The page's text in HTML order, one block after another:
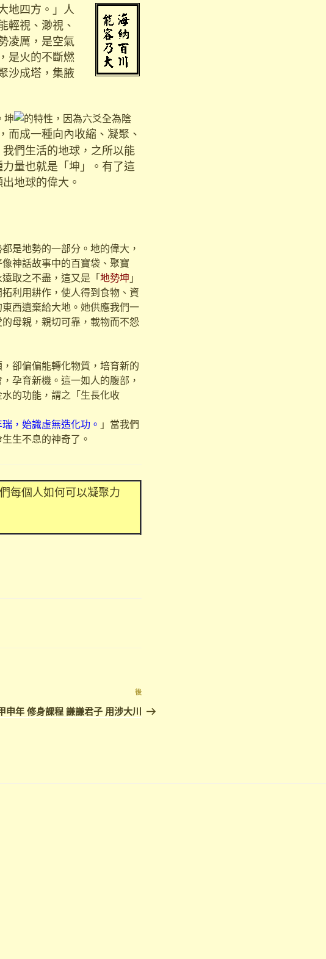
地四方。」人
輕視、渺視、
凌厲，是空氣
是火的不斷燃
沙成塔，集腋
坤
的特性，因為六爻全為陰
，而成一種向內收縮、凝聚、
們生活的地球，之所以能
量也就是「坤」。有了這
地球的偉大。
是地勢的一部分。地的偉大，
神話故事中的百寶袋、聚寶
取之不盡，這又是「地勢坤 」
利用耕作，使人得到食物、資
西遺棄給大地。她供應我們一
母親，親切可靠，載物而不怨
卻偏偏能轉化物質，培育新的
孕育新機。這一如人的腹部，
的功能，謂之「生長化收
，始識虛無造化功。 」當我們
生不息的神奇了。
每個人如何可以凝聚力
下
篇
後
申年 修身課程 謙謙君子 用涉大川